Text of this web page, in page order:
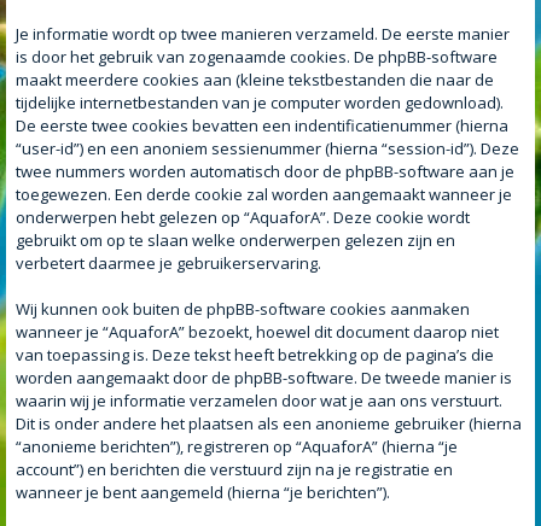
Je informatie wordt op twee manieren verzameld. De eerste manier
is door het gebruik van zogenaamde cookies. De phpBB-software
maakt meerdere cookies aan (kleine tekstbestanden die naar de
tijdelijke internetbestanden van je computer worden gedownload).
De eerste twee cookies bevatten een indentificatienummer (hierna
“user-id”) en een anoniem sessienummer (hierna “session-id”). Deze
twee nummers worden automatisch door de phpBB-software aan je
toegewezen. Een derde cookie zal worden aangemaakt wanneer je
onderwerpen hebt gelezen op “AquaforA”. Deze cookie wordt
gebruikt om op te slaan welke onderwerpen gelezen zijn en
verbetert daarmee je gebruikerservaring.
Wij kunnen ook buiten de phpBB-software cookies aanmaken
wanneer je “AquaforA” bezoekt, hoewel dit document daarop niet
van toepassing is. Deze tekst heeft betrekking op de pagina’s die
worden aangemaakt door de phpBB-software. De tweede manier is
waarin wij je informatie verzamelen door wat je aan ons verstuurt.
Dit is onder andere het plaatsen als een anonieme gebruiker (hierna
“anonieme berichten”), registreren op “AquaforA” (hierna “je
account”) en berichten die verstuurd zijn na je registratie en
wanneer je bent aangemeld (hierna “je berichten”).